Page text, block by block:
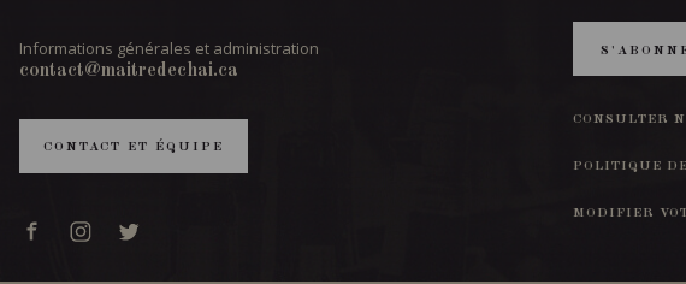
Informations générales et administration
contact@maitredechai.ca
CONTACT ET ÉQUIPE
CONSULTER
POLITIQUE
MODIFIER